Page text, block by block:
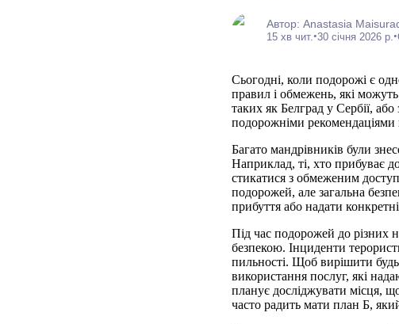
Автор: Anastasia
15 хв чит. •30 січня 2026 р. •
Сьогодні, коли подорожі є
правил і обмежень, які
таких як Белград у Сербії,
подорожніми рекомендаціями
Багато мандрівників були
Наприклад, ті, хто прибуває
стикатися з обмеженим
подорожей, але загальна
прибуття або надати
Під час подорожей до різних
безпекою. Інциденти
пильності. Щоб вирішити
використання послуг, які
планує досліджувати місця,
часто радить мати план Б,